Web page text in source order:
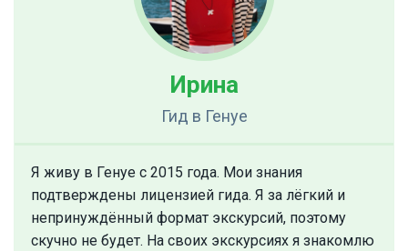
Ирина
Гид в Генуе
Я живу в Генуе с 2015 года. Мои знания
подтверждены лицензией гида. Я за лёгкий и
непринуждённый формат экскурсий, поэтому
скучно не будет. На своих экскурсиях я знакомлю